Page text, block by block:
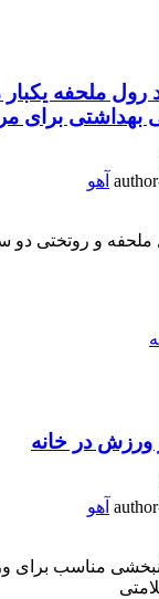
رول ملحفه
بهداشتی برای
آهو
ملحفه و روتختی
در خانه
آهو
مناسب برای